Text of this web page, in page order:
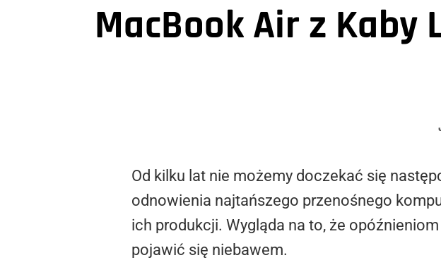
MacBook Air z
Od kilku lat nie możemy doczekać się
odnowienia najtańszego przenośnego
ich produkcji. Wygląda na to, że
pojawić się niebawem.